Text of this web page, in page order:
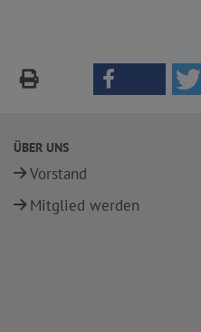
ÜBER UNS
Vorstand
Mitglied werden